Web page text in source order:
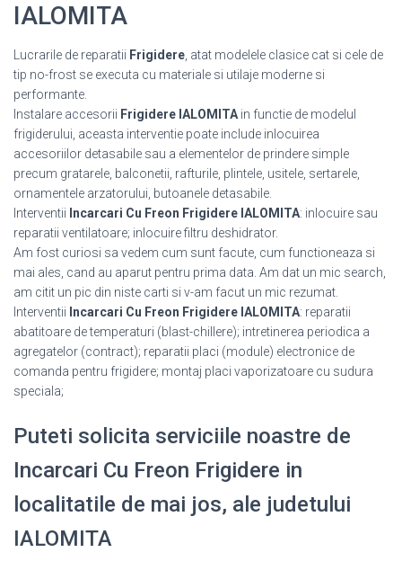
IALOMITA
Lucrarile de reparatii Frigidere , atat modelele clasice cat si cele de
tip no-frost se executa cu materiale si utilaje moderne si
performante.
Instalare accesorii Frigidere IALOMITA in functie de modelul
frigiderului, aceasta interventie poate include inlocuirea
accesoriilor detasabile sau a elementelor de prindere simple
precum gratarele, balconetii, rafturile, plintele, usitele, sertarele,
ornamentele arzatorului, butoanele detasabile.
Interventii Incarcari Cu Freon Frigidere IALOMITA: inlocuire sau
reparatii ventilatoare; inlocuire filtru deshidrator.
Am fost curiosi sa vedem cum sunt facute, cum functioneaza si
mai ales, cand au aparut pentru prima data. Am dat un mic search,
am citit un pic din niste carti si v-am facut un mic rezumat.
Interventii Incarcari Cu Freon Frigidere IALOMITA: reparatii
abatitoare de temperaturi (blast-chillere); intretinerea periodica a
agregatelor (contract); reparatii placi (module) electronice de
comanda pentru frigidere; montaj placi vaporizatoare cu sudura
speciala;
Puteti solicita serviciile noastre de
Incarcari Cu Freon Frigidere in
localitatile de mai jos, ale judetului
IALOMITA